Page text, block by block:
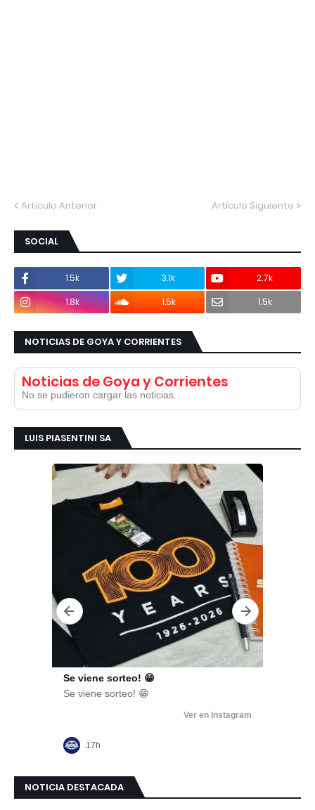
Artículo Anterior Artículo Siguiente
SOCIAL
1.5k 3.1k
2.7k
1.8k
1.5k 1.5k
NOTICIAS DE GOYA Y CORRIENTES
Noticias de Goya y Corrientes
No se pudieron cargar las noticias.
LUIS PIASENTINI SA
NOTICIA DESTACADA